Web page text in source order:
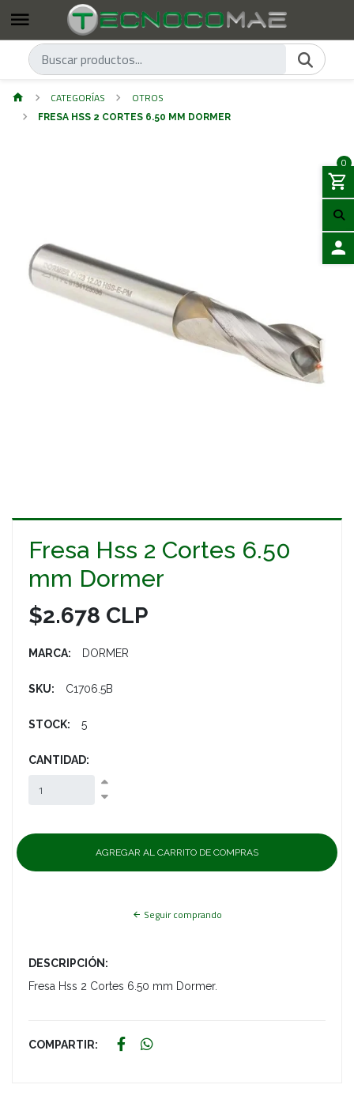
0
CATEGORÍAS OTROS
FRESA HSS 2 CORTES 6.50 MM DORMER
Fresa Hss 2 Cortes 6.50
mm Dormer
$2.678 CLP
MARCA: DORMER
SKU: C1706.5B
STOCK: 5
CANTIDAD:
Seguir comprando
DESCRIPCIÓN:
Fresa Hss 2 Cortes 6.50 mm Dormer.
COMPARTIR: